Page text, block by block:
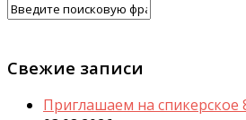
Свежие записи
Приглашаем на спикерское